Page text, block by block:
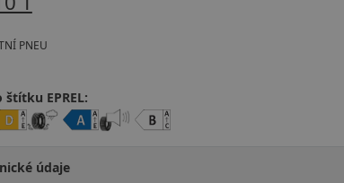
PNEU
štítku EPREL:
údaje